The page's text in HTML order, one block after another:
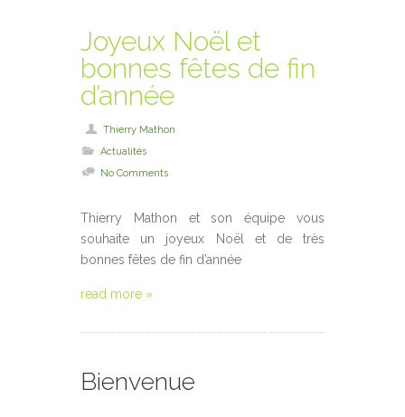
Joyeux Noël et
bonnes fêtes de fin
d’année
Thierry Mathon
Actualités
No Comments
Thierry Mathon et son équipe vous
souhaite un joyeux Noël et de très
bonnes fêtes de fin d’année
read more »
Bienvenue